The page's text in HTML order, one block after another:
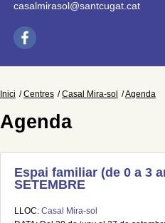
casalmirasol@santcugat.cat
Inici Centres Casal Mira-sol Agenda
Agenda
Espai familiar (de 0 a 3
SETEMBRE
LLOC: Casal Mira-sol